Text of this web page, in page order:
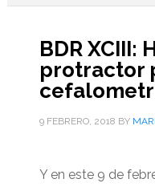
BDR XCIII:
protractor
9 FEBRERO, 2018 BY
Y en este 9 de